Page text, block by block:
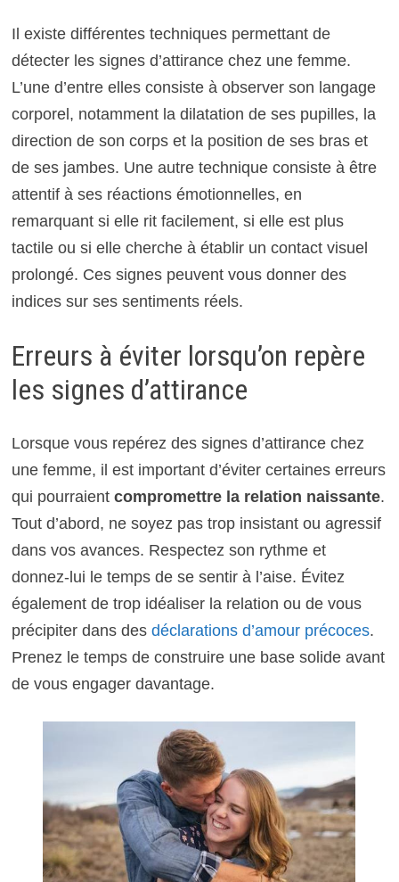
Il existe différentes techniques permettant de
détecter les signes d’attirance chez une femme.
L’une d’entre elles consiste à observer son langage
corporel, notamment la dilatation de ses pupilles, la
direction de son corps et la position de ses bras et
de ses jambes. Une autre technique consiste à être
attentif à ses réactions émotionnelles, en
remarquant si elle rit facilement, si elle est plus
tactile ou si elle cherche à établir un contact visuel
prolongé. Ces signes peuvent vous donner des
indices sur ses sentiments réels.
Erreurs à éviter lorsqu’on repère
les signes d’attirance
Lorsque vous repérez des signes d’attirance chez
une femme, il est important d’éviter certaines erreurs
qui pourraient compromettre la relation naissante.
Tout d’abord, ne soyez pas trop insistant ou agressif
dans vos avances. Respectez son rythme et
donnez-lui le temps de se sentir à l’aise. Évitez
également de trop idéaliser la relation ou de vous
précipiter dans des déclarations d’amour précoces.
Prenez le temps de construire une base solide avant
de vous engager davantage.